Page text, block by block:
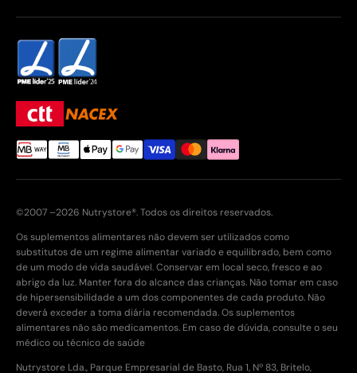
©2007 –2026 Nutrystore®. Todos os direitos reservados.
Os suplementos alimentares não devem ser utilizados como
substitutos de um regime alimentar variado e equilibrado, bem como
de um modo de vida saudável. Conservar em local seco, fresco e ao
abrigo da luz. Manter fora do alcance das crianças. Não tomar em caso
de hipersensibilidade a um dos componentes de cada produto. Não
deverá exceder a toma diária recomendada. Os suplementos
alimentares não são medicamentos. Em caso de dúvida, consulte o seu
médico ou técnico de saúde
Nutrystore Lda., Parque Empresarial de Basto, Rua 1, Nº 83, Britelo,